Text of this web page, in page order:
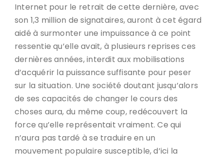
Internet pour le retrait de cette dernière, avec
son 1,3 million de signataires, auront à cet égard
aidé à surmonter une impuissance à ce point
ressentie qu’elle avait, à plusieurs reprises ces
dernières années, interdit aux mobilisations
d’acquérir la puissance suffisante pour peser
sur la situation. Une société doutant jusqu’alors
de ses capacités de changer le cours des
choses aura, du même coup, redécouvert la
force qu’elle représentait vraiment. Ce qui
n’aura pas tardé à se traduire en un
mouvement populaire susceptible, d’ici la